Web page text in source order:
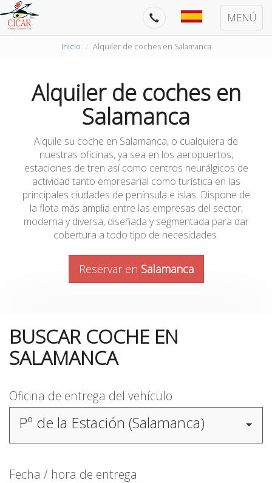
MENÚ
Inicio Alquiler de coches en Salamanca
Alquiler de coches en
Salamanca
Alquile su coche en Salamanca, o cualquiera de
nuestras oficinas, ya sea en los aeropuertos,
estaciones de tren así como centros neurálgicos de
actividad tanto empresarial como turística en las
principales ciudades de península e islas. Dispone de
la flota más amplia entre las empresas del sector,
moderna y diversa, diseñada y segmentada para dar
cobertura a todo tipo de necesidades.
Reservar en Salamanca
BUSCAR COCHE EN
SALAMANCA
Oficina de entrega del vehículo
Pº de la Estación (Salamanca)
Fecha / hora de entrega